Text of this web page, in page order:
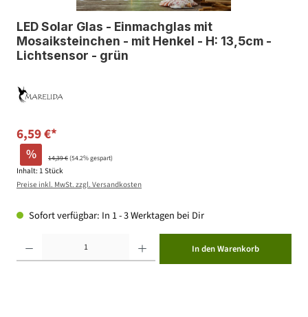
LED Solar Glas - Einmachglas mit
Mosaiksteinchen - mit Henkel - H: 13,5cm -
Lichtsensor - grün
6,59 €*
% 14,39 €(54.2% gespart)
Inhalt: 1 Stück
Preise inkl. MwSt. zzgl. Versandkosten
Sofort verfügbar: In 1 - 3 Werktagen bei Dir
In den Warenkorb